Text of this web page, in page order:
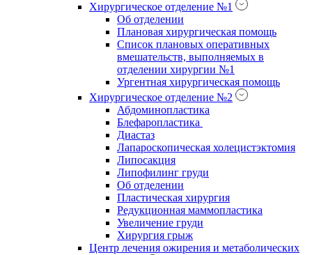
Хирургическое отделение №1
Об отделении
Плановая хирургическая помощь
Список плановых оперативных
вмешательств, выполняемых в
отделении хирургии №1
Ургентная хирургическая помощь
Хирургическое отделение №2
Абдоминопластика
Блефаропластика
Диастаз
Лапароскопическая холецистэктомия
Липосакция
Липофилинг груди
Об отделении
Пластическая хирургия
Редукционная маммопластика
Увеличение груди
Хирургия грыж
Центр лечения ожирения и метаболических